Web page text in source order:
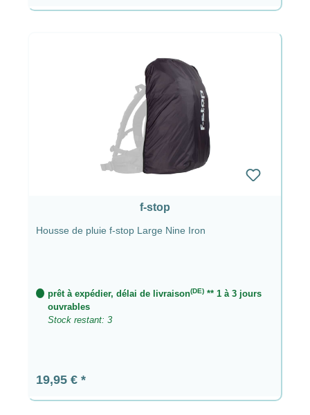
f-stop
Housse de pluie f-stop Large Nine Iron
prêt à expédier, délai de livraison(DE) ** 1 à 3 jours
ouvrables
Stock restant: 3
Prix régulier :
19,95 €